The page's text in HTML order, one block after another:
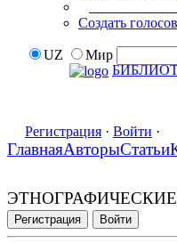
Создать
UZ
Мир
Регистрация · Войти ·
ГлавнаяАвторыСтатьи
Регистрация Войти